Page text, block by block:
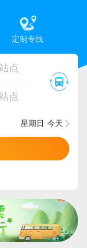
定制专线
点
点
星期日 今天